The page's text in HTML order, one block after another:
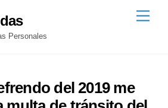
Personales
del 2019 me